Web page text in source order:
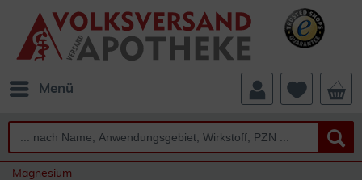
Menü
Magnesium